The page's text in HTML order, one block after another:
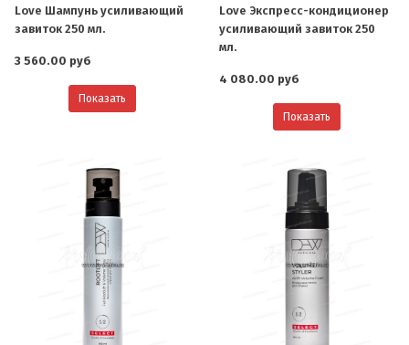
Love Шампунь усиливающий
завиток 250 мл.
3 560.00 руб
Показать
Love Экспресс-кондиционер
усиливающий завиток 250
мл.
4 080.00 руб
Показать